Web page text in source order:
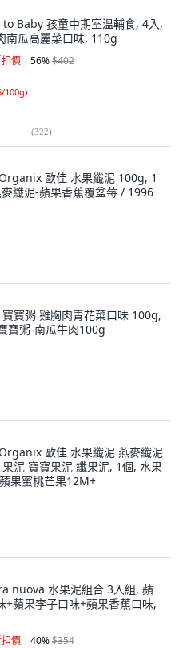
to Baby 孩童中期室溫輔食, 4入,
南瓜高麗菜口味, 110g
價 56%$402
100g)
(322)
歐佳 水果纖泥 100g, 1
纖泥-蘋果香蕉覆盆莓 / 1996
寶粥 雞胸肉青花菜口味 100g,
寶粥-南瓜牛肉100g
歐佳 水果纖泥 燕麥纖泥
泥 寶寶果泥 纖果泥, 1個, 水果
果蜜桃芒果12M+
nuova 水果泥組合 3入組, 蘋
+蘋果李子口味+蘋果香蕉口味,
價 40%$354